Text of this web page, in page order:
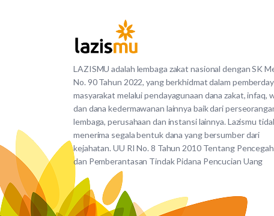
LAZISMU adalah lembaga zakat nasional dengan SK
No. 90 Tahun 2022, yang berkhidmat dalam
masyarakat melalui pendayagunaan dana zakat, infaq,
dan dana kedermawanan lainnya baik dari
lembaga, perusahaan dan instansi lainnya. Lazismu
menerima segala bentuk dana yang bersumber dari
kejahatan. UU RI No. 8 Tahun 2010 Tentang
dan Pemberantasan Tindak Pidana Pencucian Uang